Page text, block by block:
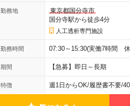
勤務地
東京都国分寺市
国分寺駅から徒歩4分
人工透析専門施設
勤務時間 07:30～15:30(実働7時間
期間 【急募】即日～長期
特徴 週1日からOK/履歴書不要/